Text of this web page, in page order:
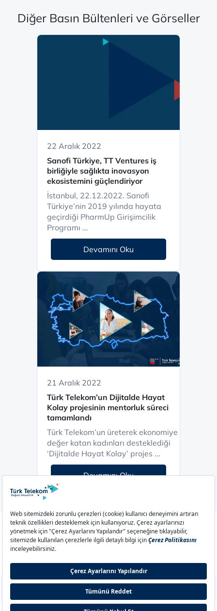
Diğer Basın Bültenleri ve Görseller
22 Aralık 2022
Sanofi Türkiye, TT Ventures iş
birliğiyle sağlıkta inovasyon
ekosistemini güçlendiriyor
İstanbul, 22.12.2022. Sanofi
Türkiye’nin 2019 yılında hayata
geçirdiği PharmUp Girişimcilik
Programı ...
Devamını Oku
21 Aralık 2022
Türk Telekom’un Dijitalde Hayat
Kolay projesinin mentorluk süreci
tamamlandı
Türk Telekom’un üreterek ekonomiye
değer katan kadınları desteklediği
‘Dijitalde Hayat Kolay’ projes ...
Devamını Oku